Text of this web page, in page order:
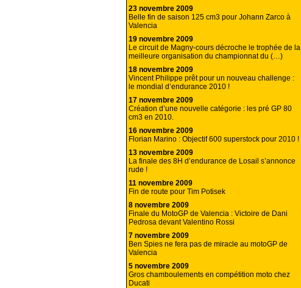
23 novembre 2009
Belle fin de saison 125 cm3 pour Johann Zarco à
Valencia
19 novembre 2009
Le circuit de Magny-cours décroche le trophée de la
meilleure organisation du championnat du (…)
18 novembre 2009
Vincent Philippe prêt pour un nouveau challenge :
le mondial d’endurance 2010 !
17 novembre 2009
Création d’une nouvelle catégorie : les pré GP 80
cm3 en 2010.
16 novembre 2009
Florian Marino : Objectif 600 superstock pour 2010 !
13 novembre 2009
La finale des 8H d’endurance de Losail s’annonce
rude !
11 novembre 2009
Fin de route pour Tim Potisek
8 novembre 2009
Finale du MotoGP de Valencia : Victoire de Dani
Pedrosa devant Valentino Rossi
7 novembre 2009
Ben Spies ne fera pas de miracle au motoGP de
Valencia
5 novembre 2009
Gros chamboulements en compétition moto chez
Ducati